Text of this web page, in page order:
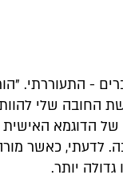
- התעוררתי.
החובה שלי
הדוגמא האישית
לדעתי, כאשר
יותר.